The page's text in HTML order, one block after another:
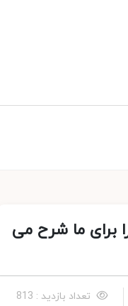
برای ما شرح می
تعداد بازدید : 813